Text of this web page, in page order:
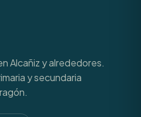
Alcañiz y alrededores.
y secundaria